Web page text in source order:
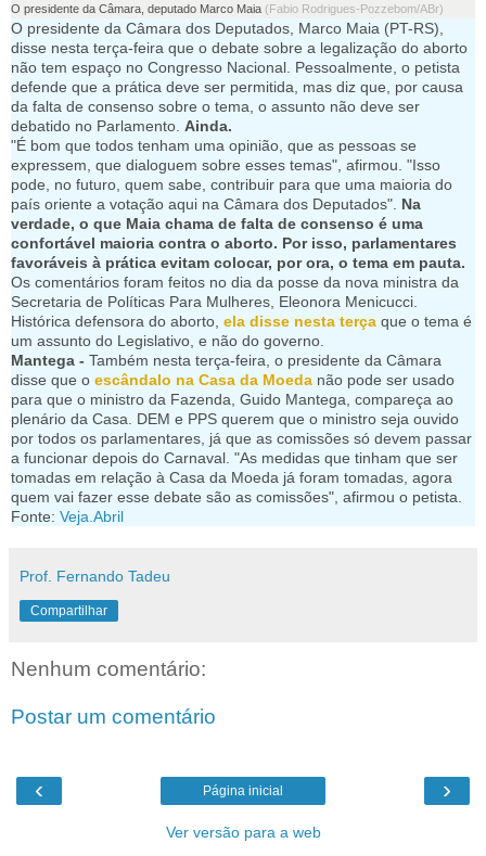
O presidente da Câmara, deputado Marco Maia (Fabio Rodrigues-Pozzebom/ABr)
O presidente da Câmara dos Deputados, Marco Maia (PT-RS),
disse nesta terça-feira que o debate sobre a legalização do aborto
não tem espaço no Congresso Nacional. Pessoalmente, o petista
defende que a prática deve ser permitida, mas diz que, por causa
da falta de consenso sobre o tema, o assunto não deve ser
debatido no Parlamento. Ainda.
"É bom que todos tenham uma opinião, que as pessoas se
expressem, que dialoguem sobre esses temas", afirmou. "Isso
pode, no futuro, quem sabe, contribuir para que uma maioria do
país oriente a votação aqui na Câmara dos Deputados". Na
verdade, o que Maia chama de falta de consenso é uma
confortável maioria contra o aborto. Por isso, parlamentares
favoráveis à prática evitam colocar, por ora, o tema em pauta.
Os comentários foram feitos no dia da posse da nova ministra da
Secretaria de Políticas Para Mulheres, Eleonora Menicucci.
Histórica defensora do aborto, ela disse nesta terça que o tema é
um assunto do Legislativo, e não do governo.
Mantega - Também nesta terça-feira, o presidente da Câmara
disse que o escândalo na Casa da Moeda não pode ser usado
para que o ministro da Fazenda, Guido Mantega, compareça ao
plenário da Casa. DEM e PPS querem que o ministro seja ouvido
por todos os parlamentares, já que as comissões só devem passar
a funcionar depois do Carnaval. "As medidas que tinham que ser
tomadas em relação à Casa da Moeda já foram tomadas, agora
quem vai fazer esse debate são as comissões", afirmou o petista.
Fonte: Veja.Abril
Prof. Fernando Tadeu
Compartilhar
Nenhum comentário:
Postar um comentário
‹ ›
Página inicial
Ver versão para a web